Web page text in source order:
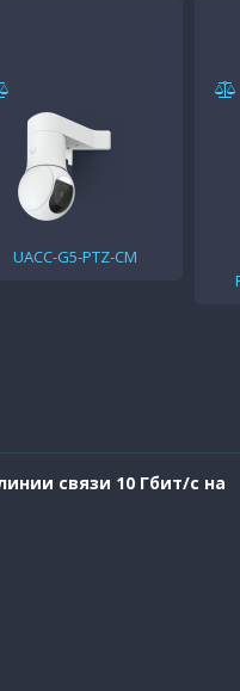
UACC-G5-PTZ-CM
связи 10 Гбит/с на